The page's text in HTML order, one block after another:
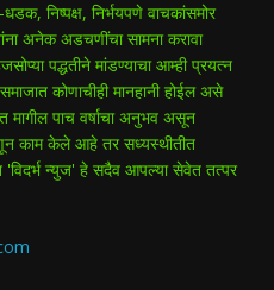
निष्पक्ष, निर्भयपणे वाचकांसमोर
अनेक अडचणींचा सामना करावा
पद्धतीने मांडण्याचा आम्ही प्रयत्न
कोणाचीही मानहानी होईल असे
मागील पाच वर्षाचा अनुभव असून
काम केले आहे तर सध्यस्थीतीत
'विदर्भ न्युज' हे सदैव आपल्या सेवेत तत्पर